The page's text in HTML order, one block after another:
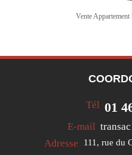
Vente
Tél 01
E-mail
Adresse
111, rue du